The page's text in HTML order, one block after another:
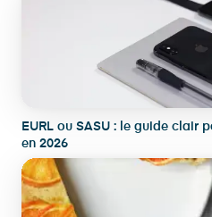
EURL ou SASU : le guide clair
en 2026